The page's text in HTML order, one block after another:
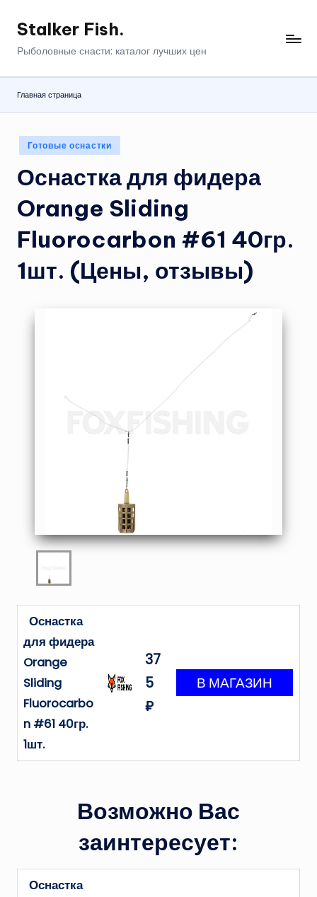
Перейти
Stalker Fish.
Рыболовные снасти: каталог лучших цен
Главная страница
Опубликовано
в
Готовые оснастки
Оснастка для фидера
Orange Sliding
Fluorocarbon #61 40гр.
1шт. (Цены, отзывы)
Оснастка
для фидера
Orange
Sliding
Fluorocarbo
n #61 40гр.
1шт.
37
5
₽
Возможно Вас
заинтересует:
Оснастка